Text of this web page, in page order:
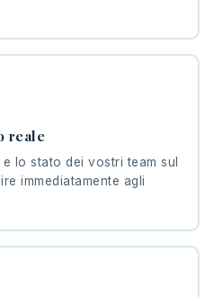
reale
lo stato dei vostri team sul
immediatamente agli